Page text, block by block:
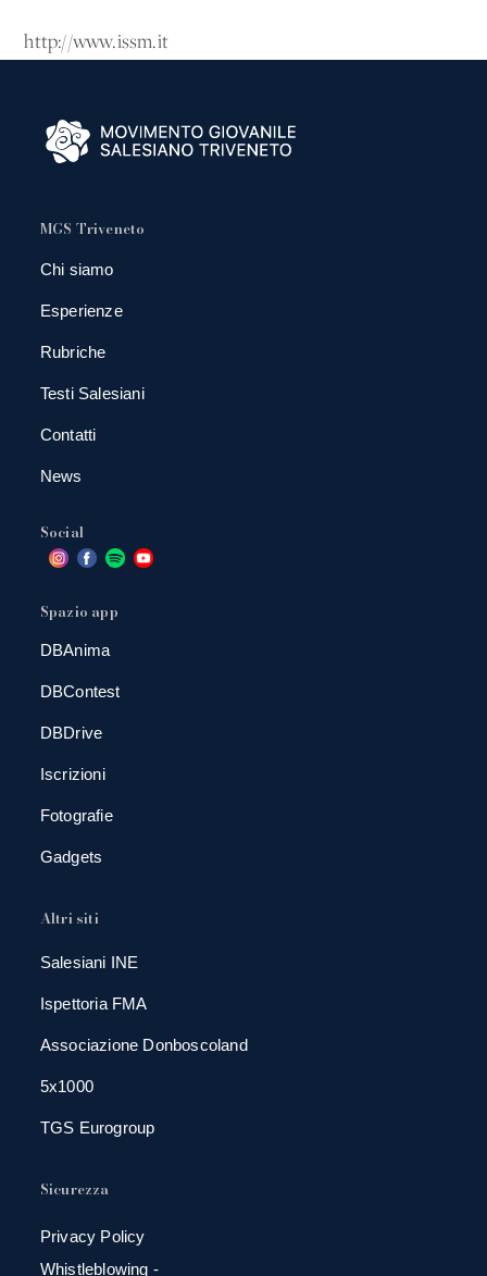
http://www.issm.it
MGS Triveneto
Chi siamo
Esperienze
Rubriche
Testi Salesiani
Contatti
News
Social
Spazio app
DBAnima
DBContest
DBDrive
Iscrizioni
Fotografie
Gadgets
Altri siti
Salesiani INE
Ispettoria FMA
Associazione Donboscoland
5x1000
TGS Eurogroup
Sicurezza
Privacy Policy
Whistleblowing -